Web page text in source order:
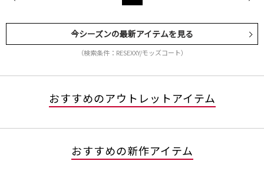
今シーズンの最新アイテムを見る
（検索条件：RESEXXY/モッズコート）
おすすめのアウトレットアイテム
おすすめの新作アイテム